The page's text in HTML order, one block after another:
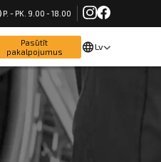
P. - PK. 9.00 - 18.00
Pasūtīt
pakalpojumus
Lv